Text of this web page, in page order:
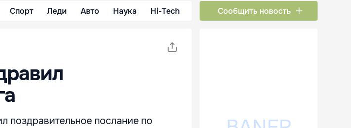
Спорт Леди Авто Наука Hi-Tech Сообщить новость
поздравительное послание по